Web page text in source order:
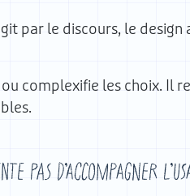
par le discours, le design
complexifie les choix. Il
pas d’accompagner